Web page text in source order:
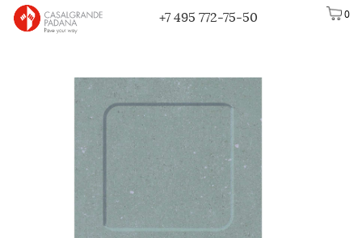
0
+7 495 772-75-50